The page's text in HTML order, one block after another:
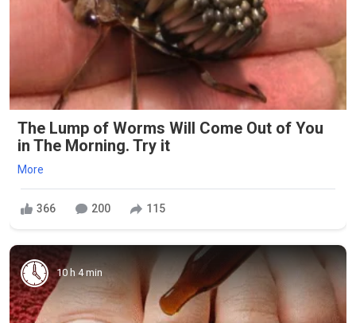
The Lump of Worms Will Come Out of You
in The Morning. Try it
More
366 200 115
10 h 4 min